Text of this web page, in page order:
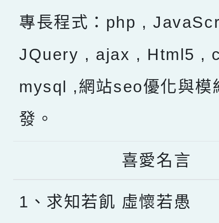
專長程式：php ,
JQuery , ajax , Html5 ,
mysql ,網站seo優化與模
發。
喜愛名言
1、求知若飢 虛懷若愚